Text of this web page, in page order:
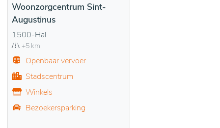
Woonzorgcentrum Sint-
Augustinus
1500-Hal
+5 km
Openbaar vervoer
Stadscentrum
Winkels
Bezoekersparking